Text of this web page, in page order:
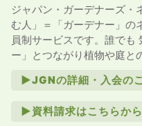
ジャパン・ガーデナーズ・
む人」＝「ガーデナー」の
員制サービスです。誰でも
ー」とつながり植物や庭と
►JGNの詳細・入会の
►資料請求はこちらから